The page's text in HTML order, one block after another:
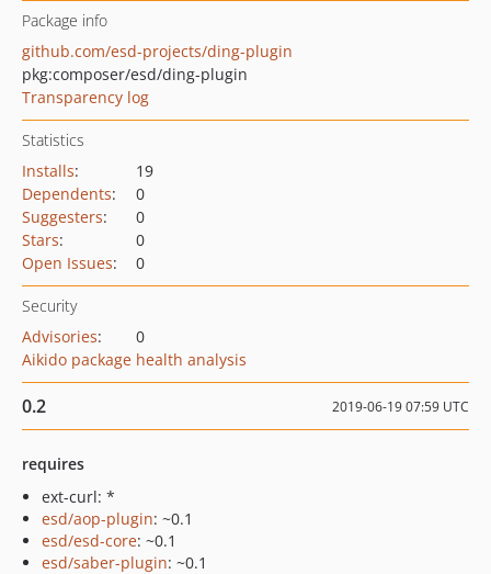
Package info
github.com/esd-projects/ding-plugin
pkg:composer/esd/ding-plugin
Transparency log
Statistics
Installs:
19
Dependents:
0
Suggesters:
0
Stars:
0
Open Issues: 0
Security
Advisories:
0
Aikido package health analysis
0.2 2019-06-19 07:59 UTC
requires
ext-curl: *
esd/aop-plugin: ~0.1
esd/esd-core: ~0.1
esd/saber-plugin: ~0.1